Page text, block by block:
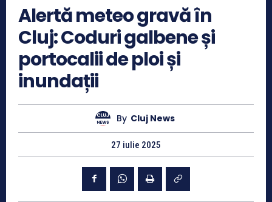
Alertă meteo gravă în
Cluj: Coduri galbene și
portocalii de ploi și
inundații
By Cluj News
27 iulie 2025